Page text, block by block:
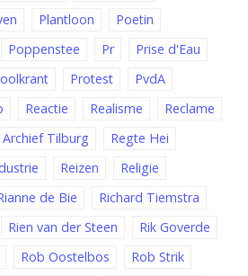
Plantloon
Poetin
Poppenstee Pr
Prise d'Eau
Protest
PvdA
Reactie Realisme
Reclame
Tilburg
Regte Hei
Reizen
Religie
de Bie
Richard Tiemstra
Rien van der Steen
Rik Goverde
Rob Oostelbos
Rob Strik